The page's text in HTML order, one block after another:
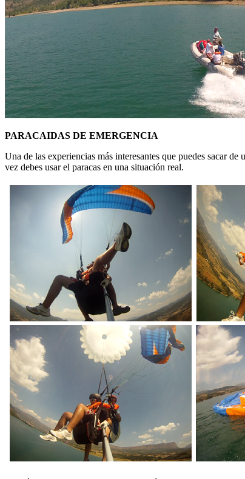
PARACAIDAS DE EMERGENCIA
Una de las experiencias más interesantes que puedes sacar
vez debes usar el paracas en una situación real.